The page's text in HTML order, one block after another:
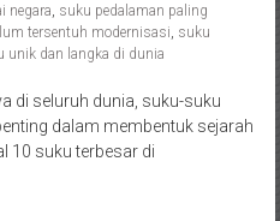
negara, suku pedalaman paling
tersentuh modernisasi, suku
unik dan langka di dunia
di seluruh dunia, suku-suku
dalam membentuk sejarah
10 suku terbesar di